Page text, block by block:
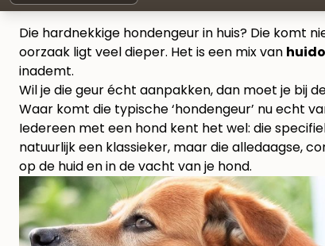
Die hardnekkige hondengeur in huis? Die komt
oorzaak ligt veel dieper. Het is een mix van
inademt.
Wil je die geur écht aanpakken, dan moet je bij
Waar komt die typische ‘hondengeur’ nu echt
Iedereen met een hond kent het wel: die
natuurlijk een klassieker, maar die alledaagse,
op de huid en in de vacht van je hond.